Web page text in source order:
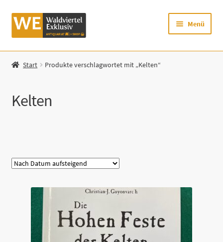
Zur
Navigation
Zum
Inhalt
Menü
Startseite
Mein Konto
Zur Waldviertel Exklusiv-Website
Start Produkte verschlagwortet mit „Kelten“
Kelten